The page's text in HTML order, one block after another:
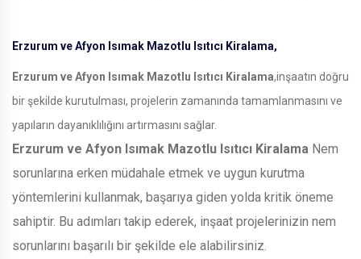
Erzurum ve Afyon Isımak Mazotlu Isıtıcı Kiralama,
Erzurum ve Afyon Isımak Mazotlu Isıtıcı Kiralama,inşaatın doğru
bir şekilde kurutulması, projelerin zamanında tamamlanmasını ve
yapıların dayanıklılığını artırmasını sağlar.
Erzurum ve Afyon Isımak Mazotlu Isıtıcı Kiralama Nem
sorunlarına erken müdahale etmek ve uygun kurutma
yöntemlerini kullanmak, başarıya giden yolda kritik öneme
sahiptir. Bu adımları takip ederek, inşaat projelerinizin nem
sorunlarını başarılı bir şekilde ele alabilirsiniz.